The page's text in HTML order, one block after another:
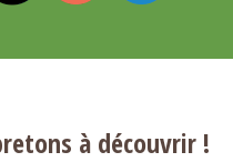
à découvrir !